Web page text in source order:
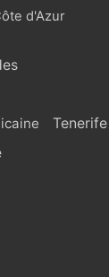
d'Azur
Tenerife